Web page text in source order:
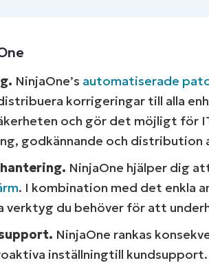
NinjaOne’s automatiserade
korrigeringar till alla
och gör det möjligt för
godkännande och distribution
NinjaOne hjälper dig
. I kombination med det enkla
verktyg du behöver för att
NinjaOne rankas
inställningtill
Utforska